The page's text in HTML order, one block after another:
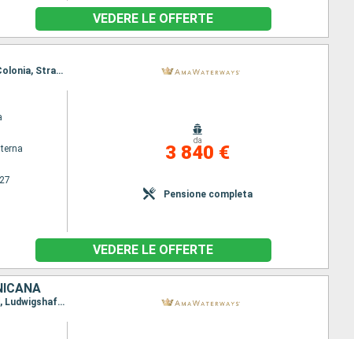
VEDERE LE OFFERTE
Itinerario : Basilea, Amsterdam, Breisach, Strasburgo, Dusseldorf, Mainz, Ludwigshafen, Mainz, Colonia, Strasburgo, Amsterdam, Breisach, Basilea
da
3 840 €
Pensione completa
VEDERE LE OFFERTE
Itinerario : Basilea, Amsterdam, Breisach, Amsterdam, Utrecht, Strasburgo, Hellevoetsluis, Gand, Ludwigshafen, Rudesheim, Bruxelles, Rhine Gorge, Lahnstein, Anversa, Monheim, Dusseldorf, Utrecht, Dordrecht, Amsterdam, Utrecht, Dusseldorf, Hellevoetsluis, Rhine Gorge, Gand, Rudesheim, Bruxelles, Ludwigshafen, Anversa, Strasburgo, Dordrecht, Breisach, Amsterdam, Basilea